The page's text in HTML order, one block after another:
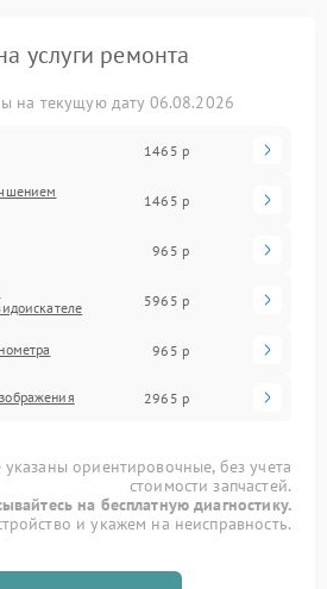
услуги ремонта
на текущую дату 06.08.2026
1465 р
1465 р
965 р
5965 р
965 р
2965 р
ориентировочные, без учета
стоимости запчастей.
на бесплатную диагностику.
и укажем на неисправность.